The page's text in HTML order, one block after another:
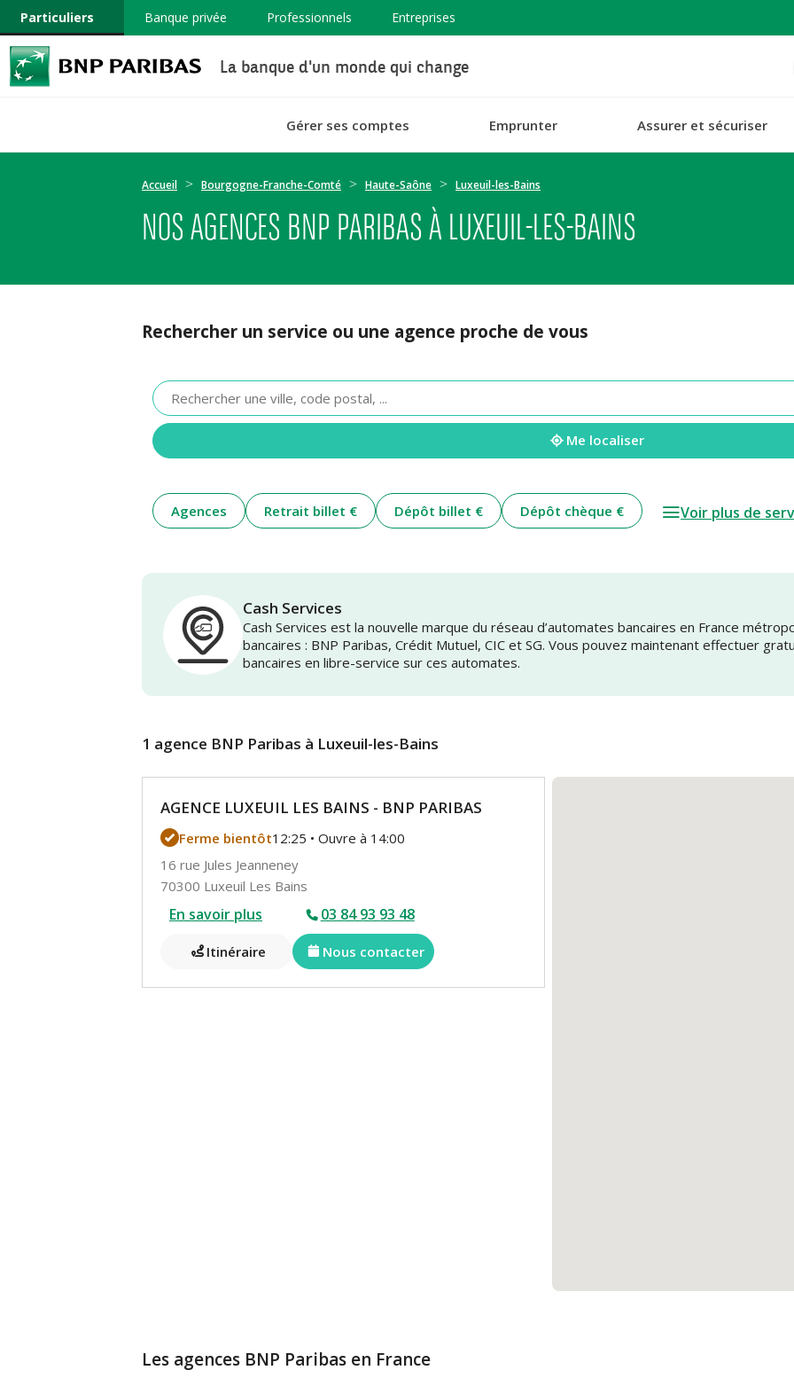
Particuliers Banque privée Professionnels Entreprises
La banque d'un monde qui change
Gérer ses comptes Emprunter Assurer et sécuriser
Accueil Bourgogne-Franche-Comté Haute-Saône Luxeuil-les-Bains
NOS AGENCES BNP PARIBAS À LUXEUIL-LES-BAINS
Rechercher un service ou une agence proche de vous
Veuillez
renseigner
une
adresse
Me localiser
Agences Retrait billet € Dépôt billet € Dépôt chèque € Voir plus de
Cash Services
Cash Services est la nouvelle marque du réseau d’automates bancaires en France
bancaires : BNP Paribas, Crédit Mutuel, CIC et SG. Vous pouvez maintenant effectuer
bancaires en libre-service sur ces automates.
1 agence BNP Paribas à Luxeuil-les-Bains
AGENCE LUXEUIL LES BAINS - BNP PARIBAS
Ferme bientôt12:25 • Ouvre à 14:00
16 rue Jules Jeanneney
70300 Luxeuil Les Bains
En savoir plus 03 84 93 93 48
Itinéraire Nous contacter
Les agences BNP Paribas en France